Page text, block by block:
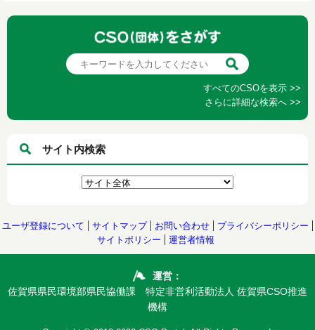
すべてのCSOを表示 >>
さらに詳細な検索へ >>
サイト内検索
ユーザ登録について サイトマップ お問い合わせ
プライバシーポリシー
サイトポリシー
運営者情報
運営：
佐賀県県民環境部県民協働課 特定非営利活動法人 佐賀県CSO推進
機構